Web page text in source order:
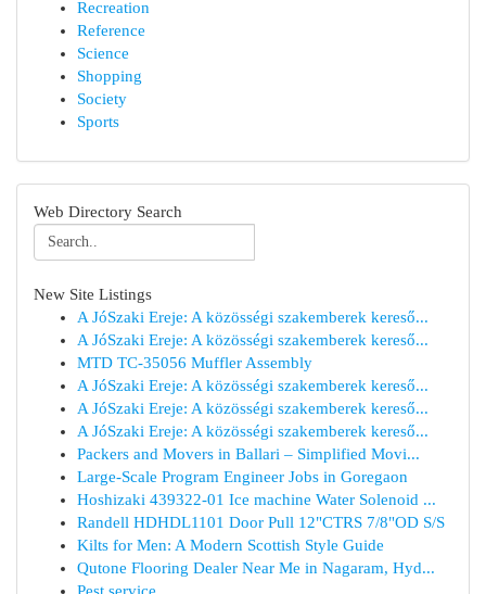
Recreation
Reference
Science
Shopping
Society
Sports
Web Directory Search
New Site Listings
A JóSzaki Ereje: A közösségi szakemberek kereső...
A JóSzaki Ereje: A közösségi szakemberek kereső...
MTD TC-35056 Muffler Assembly
A JóSzaki Ereje: A közösségi szakemberek kereső...
A JóSzaki Ereje: A közösségi szakemberek kereső...
A JóSzaki Ereje: A közösségi szakemberek kereső...
Packers and Movers in Ballari – Simplified Movi...
Large-Scale Program Engineer Jobs in Goregaon
Hoshizaki 439322-01 Ice machine Water Solenoid ...
Randell HDHDL1101 Door Pull 12"CTRS 7/8"OD S/S
Kilts for Men: A Modern Scottish Style Guide
Qutone Flooring Dealer Near Me in Nagaram, Hyd...